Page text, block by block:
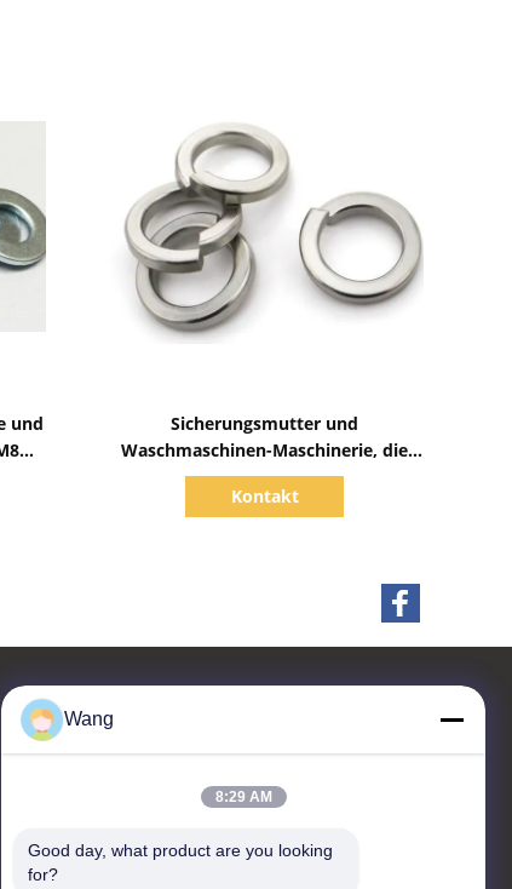
und
Sicherungsmutter und
Waschmaschinen-Maschinerie, die
chemische Industrie-Unterstützung
errichtet
Kontakt
Kontakt
Co,LTD
Wang
8:29 AM
Good day, what product are you looking
for?